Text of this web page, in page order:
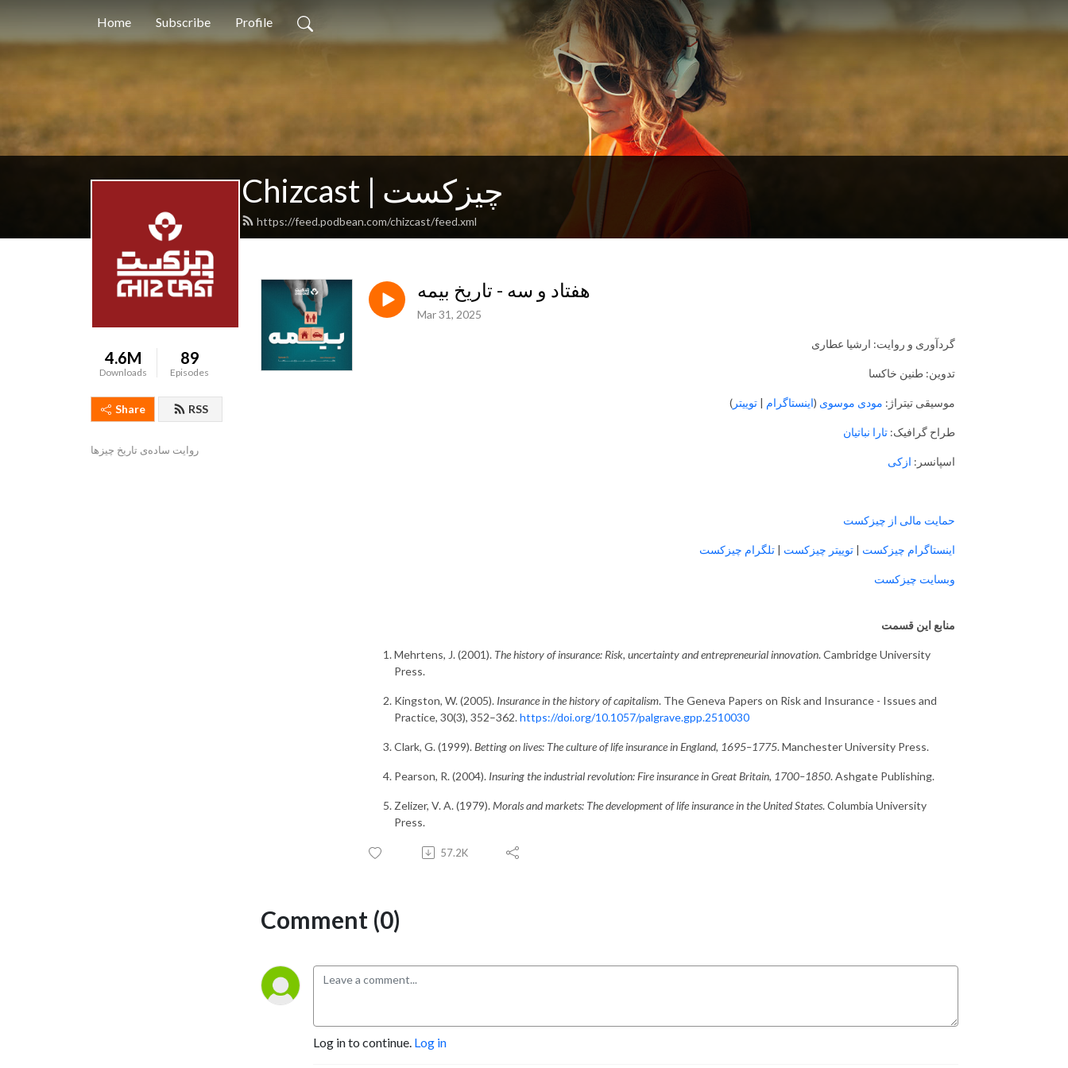
Home Subscribe Profile
Chizcast | چیزکست
https://feed.podbean.com/chizcast/feed.xml
4.6M
Downloads
89
Episodes
Share RSS
روایت ساده‌ی تاریخ چیزها
هفتاد و سه - تاریخ بیمه
Mar 31, 2025
گردآوری و روایت: ارشیا عطاری
تدوین: طنین خاکسا
موسیقی تیترا‌ژ: مودی موسوی (اینستاگرام | توییتر )
طراح گرافیک: تارا نباتیان
اسپانسر: ازکی
حمایت مالی از چیزکست
اینستاگرام چیزکست | توییتر چیزکست | تلگرام چیزکست
وبسایت چیزکست
منابع این قسمت
Mehrtens, J. (2001). The history of insurance: Risk, uncertainty and entrepreneurial innovation. Cambridge University
Press.
Kingston, W. (2005). Insurance in the history of capitalism. The Geneva Papers on Risk and Insurance - Issues and
Practice, 30(3), 352–362.https://doi.org/10.1057/palgrave.gpp.2510030
Clark, G. (1999).Betting on lives: The culture of life insurance in England, 1695–1775. Manchester University Press.
Pearson, R. (2004). Insuring the industrial revolution: Fire insurance in Great Britain, 1700–1850. Ashgate Publishing.
Zelizer, V. A. (1979).Morals and markets: The development of life insurance in the United States. Columbia University
Press.
57.2K
Comment (0)
Log in to continue. Log in